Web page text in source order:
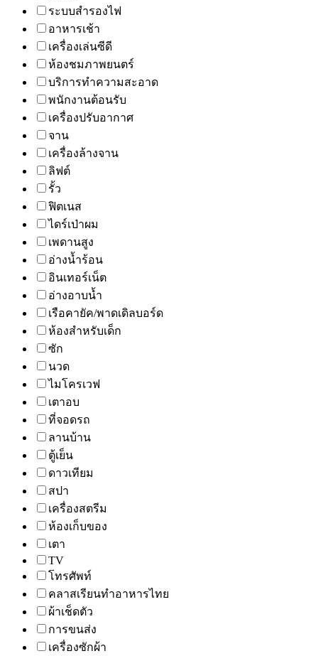
ระบบสำรองไฟ
อาหารเช้า
เครื่องเล่นซีดี
ห้องชมภาพยนตร์
บริการทำความสะอาด
พนักงานต้อนรับ
เครื่องปรับอากาศ
จาน
เครื่องล้างจาน
ลิฟต์
รั้ว
ฟิตเนส
ไดร์เป่าผม
เพดานสูง
อ่างน้ำร้อน
อินเทอร์เน็ต
อ่างอาบน้ำ
เรือคายัค/พาดเดิลบอร์ด
ห้องสำหรับเด็ก
ซัก
นวด
ไมโครเวฟ
เตาอบ
ที่จอดรถ
ลานบ้าน
ตู้เย็น
ดาวเทียม
สปา
เครื่องสตรีม
ห้องเก็บของ
เตา
TV
โทรศัพท์
คลาสเรียนทำอาหารไทย
ผ้าเช็ดตัว
การขนส่ง
เครื่องซักผ้า